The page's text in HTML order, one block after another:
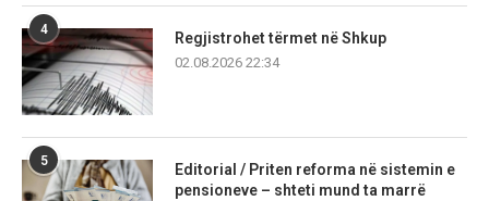
4
Regjistrohet tërmet në Shkup
02.08.2026 22:34
5
Editorial / Priten reforma në sistemin e
pensioneve – shteti mund ta marrë